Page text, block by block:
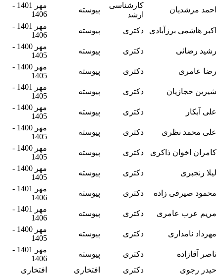
احمد مرشدیان
کارشناسی
ارشد
پیوسته
مهر 1401 -
1406
اکبر هاشمی برزآبادی
دکتری پیوسته
مهر 1401 -
1406
رشید رضائی
دکتری پیوسته
مهر 1400 -
1405
رضا عامری
دکتری پیوسته
مهر 1400 -
1405
شیرین حجازیان
دکتری پیوسته
مهر 1401 -
1405
علی آبکار
دکتری پیوسته
مهر 1400 -
1405
علی محمد نظری
دکتری پیوسته
مهر 1400 -
1405
کامران اخوان ذاکری
دکتری پیوسته
مهر 1400 -
1405
لیلا رنجبری
دکتری پیوسته
مهر 1400 -
1405
محمود صیرفی‌ زاده
دکتری پیوسته
مهر 1401 -
1406
مریم عرب عامری
دکتری پیوسته
مهر 1401 -
1406
مهرداد نامداری
دکتری پیوسته
مهر 1400 -
1405
ناصر آقازاده
دکتری پیوسته
مهر 1401 -
1406
حیدر رجوی
دکتری افتخاری
افتخاری